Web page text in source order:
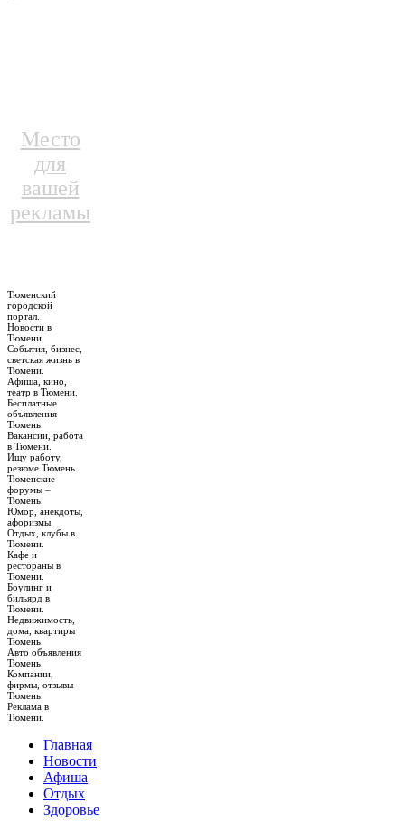
Место
для
вашей
рекламы
Тюменский
городской
портал.
Новости в
Тюмени.
События, бизнес,
светская жизнь в
Тюмени.
Афиша, кино,
театр в Тюмени.
Бесплатные
объявления
Тюмень.
Вакансии, работа
в Тюмени.
Ищу работу,
резюме Тюмень.
Тюменские
форумы –
Тюмень.
Юмор, анекдоты,
афоризмы.
Отдых, клубы в
Тюмени.
Кафе и
рестораны в
Тюмени.
Боулинг и
бильярд в
Тюмени.
Недвижимость,
дома, квартиры
Тюмень.
Авто объявления
Тюмень.
Компании,
фирмы, отзывы
Тюмень.
Реклама в
Тюмени.
Главная
Новости
Афиша
Отдых
Здоровье